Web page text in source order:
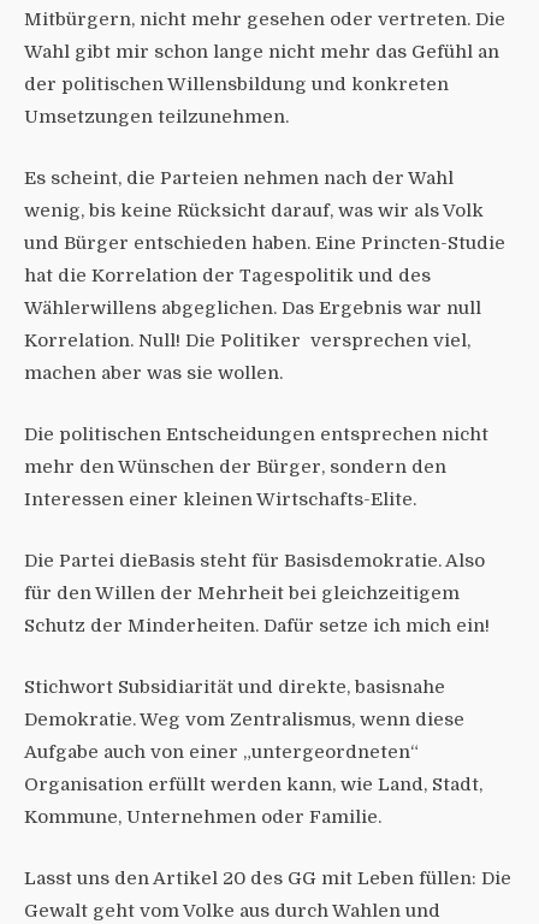
Mitbürgern, nicht mehr gesehen oder vertreten. Die
Wahl gibt mir schon lange nicht mehr das Gefühl an
der politischen Willensbildung und konkreten
Umsetzungen teilzunehmen.
Es scheint, die Parteien nehmen nach der Wahl
wenig, bis keine Rücksicht darauf, was wir als Volk
und Bürger entschieden haben. Eine Princten-Studie
hat die Korrelation der Tagespolitik und des
Wählerwillens abgeglichen. Das Ergebnis war null
Korrelation. Null! Die Politiker versprechen viel,
machen aber was sie wollen.
Die politischen Entscheidungen entsprechen nicht
mehr den Wünschen der Bürger, sondern den
Interessen einer kleinen Wirtschafts-Elite.
Die Partei dieBasis steht für Basisdemokratie. Also
für den Willen der Mehrheit bei gleichzeitigem
Schutz der Minderheiten. Dafür setze ich mich ein!
Stichwort Subsidiarität und direkte, basisnahe
Demokratie. Weg vom Zentralismus, wenn diese
Aufgabe auch von einer „untergeordneten“
Organisation erfüllt werden kann, wie Land, Stadt,
Kommune, Unternehmen oder Familie.
Lasst uns den Artikel 20 des GG mit Leben füllen: Die
Gewalt geht vom Volke aus durch Wahlen und